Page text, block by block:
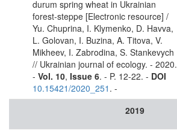
durum spring wheat in Ukrainian
forest-steppe [Electronic resource] /
Yu. Chuprina, I. Klymenko, D. Havva,
L. Golovan, I. Buzina, A. Titova, V.
Mikheev, I. Zabrodina, S. Stankevych
// Ukrainian journal of ecology. - 2020.
- Vol. 10, Issue 6. - P. 12-22. - DOI
10.15421/2020_251 . -
2019